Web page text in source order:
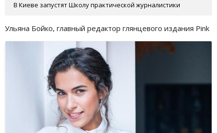
В Киеве запустят Школу практической журналистики
Ульяна Бойко, главный редактор глянцевого издания Pink